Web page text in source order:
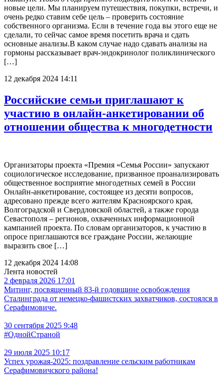
новые цели. Мы планируем путешествия, покупки, встречи, и
очень редко ставим себе цель – проверить состояние
собственного организма. Если в течение года вы этого еще не
сделали, то сейчас самое время посетить врача и сдать
основные анализы.В каком случае надо сдавать анализы на
гормоны рассказывает врач-эндокринолог поликлинического
[…]
12 декабря 2024 14:11
Российские семьи приглашают к
участию в онлайн-анкетировании об
отношении общества к многодетности
Организаторы проекта «Премия «Семья России» запускают
социологическое исследование, призванное проанализировать
общественное восприятие многодетных семей в России
Онлайн-анкетирование, состоящее из десяти вопросов,
адресовано прежде всего жителям Красноярского края,
Волгоградской и Свердловской областей, а также города
Севастополя – регионов, охваченных информационной
кампанией проекта. По словам организаторов, к участию в
опросе приглашаются все граждане России, желающие
выразить свое […]
12 декабря 2024 14:08
Лента новостей
2 февраля 2026 17:01
Митинг, посвященный 83-й годовщине освобождения
Сталинграда от немецко-фашистских захватчиков, состоялся в
Серафимовиче.
30 сентября 2025 9:48
#ОднойСтраной
29 июля 2025 10:17
Успех урожая-2025: поздравление сельским работникам
Серафимовичского района!